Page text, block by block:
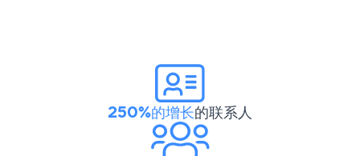
250%的增长的联系人